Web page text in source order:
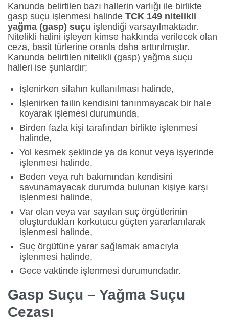
Kanunda belirtilen bazı hallerin varlığı ile birlikte
gasp suçu işlenmesi halinde TCK 149 nitelikli
yağma (gasp) suçu işlendiği varsayılmaktadır.
Nitelikli halini işleyen kimse hakkında verilecek olan
ceza, basit türlerine oranla daha arttırılmıştır.
Kanunda belirtilen nitelikli (gasp) yağma suçu
halleri ise şunlardır;
İşlenirken silahın kullanılması halinde,
İşlenirken failin kendisini tanınmayacak bir hale
koyarak işlemesi durumunda,
Birden fazla kişi tarafından birlikte işlenmesi
halinde,
Yol kesmek şeklinde ya da konut veya işyerinde
işlenmesi halinde,
Beden veya ruh bakımından kendisini
savunamayacak durumda bulunan kişiye karşı
işlenmesi halinde,
Var olan veya var sayılan suç örgütlerinin
oluşturdukları korkutucu güçten yararlanılarak
işlenmesi halinde,
Suç örgütüne yarar sağlamak amacıyla
işlenmesi halinde,
Gece vaktinde işlenmesi durumundadır.
Gasp Suçu – Yağma Suçu
Cezası